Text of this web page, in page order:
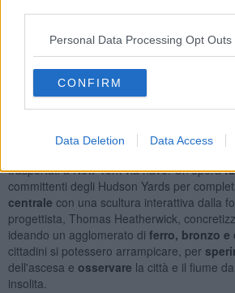
Personal Data Processing Opt Outs
CONFIRM
Data Deletion Data Access
Il Vessel - foto Blue
Largo15 metri alla baseper46 metri di
80 terrazze, affastellate su 16 piani. In tutto,
trasportati a New York via nave. Un’opera
committenti degli Hudson Yards per
centrale con una scultura interattiva dalla
progettista, Thomas Heatherwick,
ideando un agglomerato di ferro, bronzo e
cittadini si potessero arrampicare, per
dell'ascesa e osservare la città e il fiume
insolita.